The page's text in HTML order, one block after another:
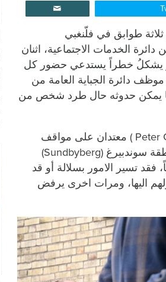
من ثلاثة طوابق في فلّنغبي
دائرة الخدمات الاجتماعية، اثنان
يشكلُ خطراً يستدعي حضور كل
دائرة الجباية العامة من
ما يمكن حدوثه حال طرد شخص من
كلٌ من آن سوندبرج وبيتر غيديمارك(Ann Sundbergو Peter Geidemark ) معتدان على مواقف
مشابه وغيرُ مؤكدة، فهما مفتشان من دائرة الجباية العامة في منطقة سوندبيرغ (Sundbyberg)
فقد تسير الامور بسلالة أو قد
اليها، ومرات اخرى يرفض